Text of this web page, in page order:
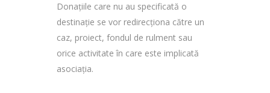
Donațiile care nu au specificată o
destinație se vor redirecționa către un
caz, proiect, fondul de rulment sau
orice activitate în care este implicată
asociația.